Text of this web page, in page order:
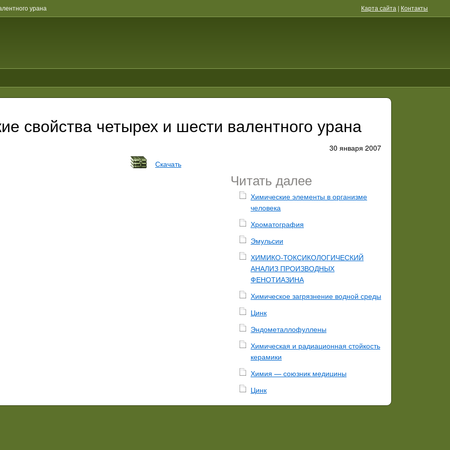
урана Карта сайта | Контакты
свойства четырех и шести валентного урана
30 января 2007
Скачать
Читать далее
Химические элементы в организме
человека
Хроматография
Эмульсии
ХИМИКО-ТОКСИКОЛОГИЧЕСКИЙ
АНАЛИЗ ПРОИЗВОДНЫХ
ФЕНОТИАЗИНА
Химическое загрязнение водной среды
Цинк
Эндометаллофуллены
Химическая и радиационная стойкость
керамики
Химия — союзник медицины
Цинк